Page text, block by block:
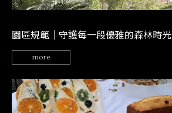
園區規範｜守護每一段優雅的森林時光
more